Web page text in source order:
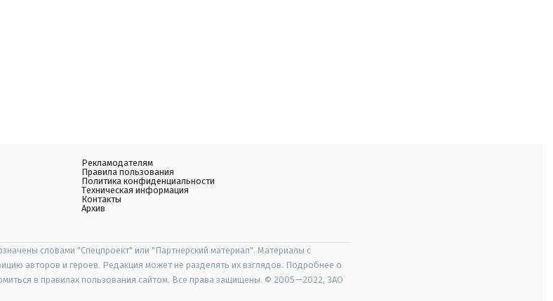
Рекламодателям
Правила пользования
Политика конфиденциальности
Техническая информация
Контакты
Архив
словами "Спецпроект" или "Партнерский материал". Материалы с
авторов и героев. Редакция может не разделять их взглядов. Подробнее о
в правилах пользования сайтом. Все права защищены. © 2005—2022, ЗАО